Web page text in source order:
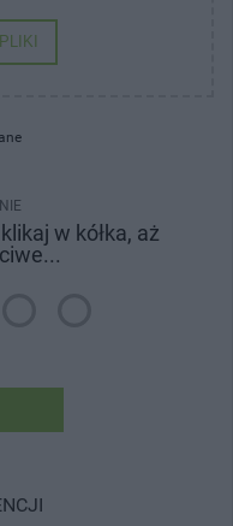
w kółka, aż